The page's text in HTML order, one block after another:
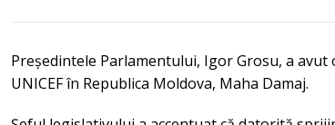
Președintele Parlamentului, Igor Grosu, a
UNICEF în Republica Moldova, Maha Damaj.